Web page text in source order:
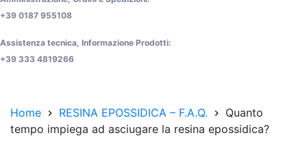
+39 0187 955108
Assistenza tecnica, Informazione Prodotti:
+39 333 4819266
Home RESINA EPOSSIDICA – F.A.Q.
Quanto
tempo impiega ad asciugare la resina epossidica?